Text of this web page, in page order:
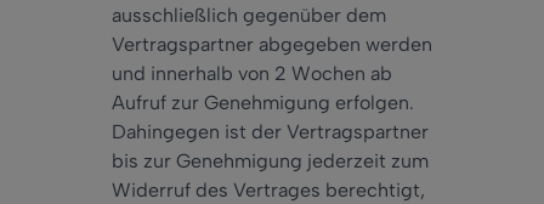
ausschließlich gegenüber dem
Vertragspartner abgegeben werden
und innerhalb von 2 Wochen ab
Aufruf zur Genehmigung erfolgen.
Dahingegen ist der Vertragspartner
bis zur Genehmigung jederzeit zum
Widerruf des Vertrages berechtigt,